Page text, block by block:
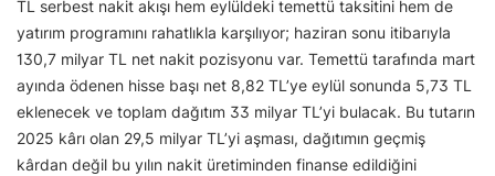
TL serbest nakit akışı hem eylüldeki temettü taksitini hem de
yatırım programını rahatlıkla karşılıyor; haziran sonu itibarıyla
130,7 milyar TL net nakit pozisyonu var. Temettü tarafında mart
ayında ödenen hisse başı net 8,82 TL’ye eylül sonunda 5,73 TL
eklenecek ve toplam dağıtım 33 milyar TL’yi bulacak. Bu tutarın
2025 kârı olan 29,5 milyar TL’yi aşması, dağıtımın geçmiş
kârdan değil bu yılın nakit üretiminden finanse edildiğini